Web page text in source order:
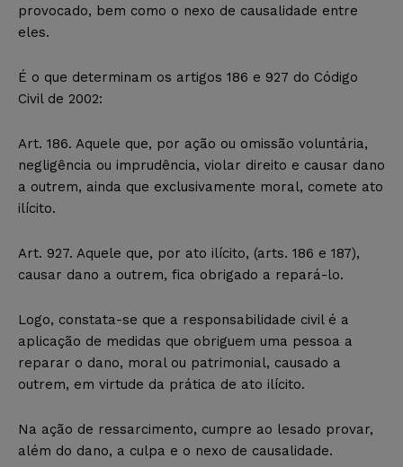
provocado, bem como o nexo de causalidade entre
eles.
É o que determinam os artigos 186 e 927 do Código
Civil de 2002:
Art. 186. Aquele que, por ação ou omissão voluntária,
negligência ou imprudência, violar direito e causar dano
a outrem, ainda que exclusivamente moral, comete ato
ilícito.
Art. 927. Aquele que, por ato ilícito, (arts. 186 e 187),
causar dano a outrem, fica obrigado a repará-lo.
Logo, constata-se que a responsabilidade civil é a
aplicação de medidas que obriguem uma pessoa a
reparar o dano, moral ou patrimonial, causado a
outrem, em virtude da prática de ato ilícito.
Na ação de ressarcimento, cumpre ao lesado provar,
além do dano, a culpa e o nexo de causalidade.